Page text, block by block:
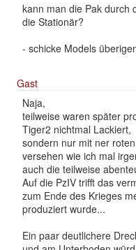
kann man die Pak durch
die Stationär?
- schicke Models
Gast
Naja,
teilweise waren später
Tiger2 nichtmal Lackiert,
sondern nur mit ner
versehen wie ich mal
auch die teilweise
Auf die PzIV trifft das
zum Ende des Krieges
produziert wurde...
Ein paar deutlichere